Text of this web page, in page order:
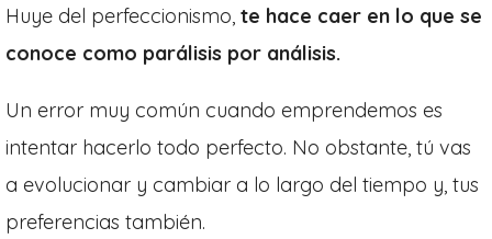
Huye del perfeccionismo, te hace caer en lo que se
conoce como parálisis por análisis.
Un error muy común cuando emprendemos es
intentar hacerlo todo perfecto. No obstante, tú vas
a evolucionar y cambiar a lo largo del tiempo y, tus
preferencias también.